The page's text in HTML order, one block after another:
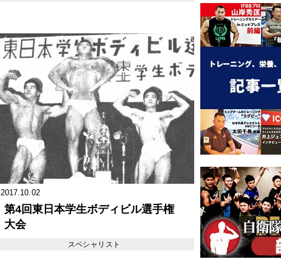
2017.10.02
第4回東日本学生ボディビル選手権
大会
スペシャリスト